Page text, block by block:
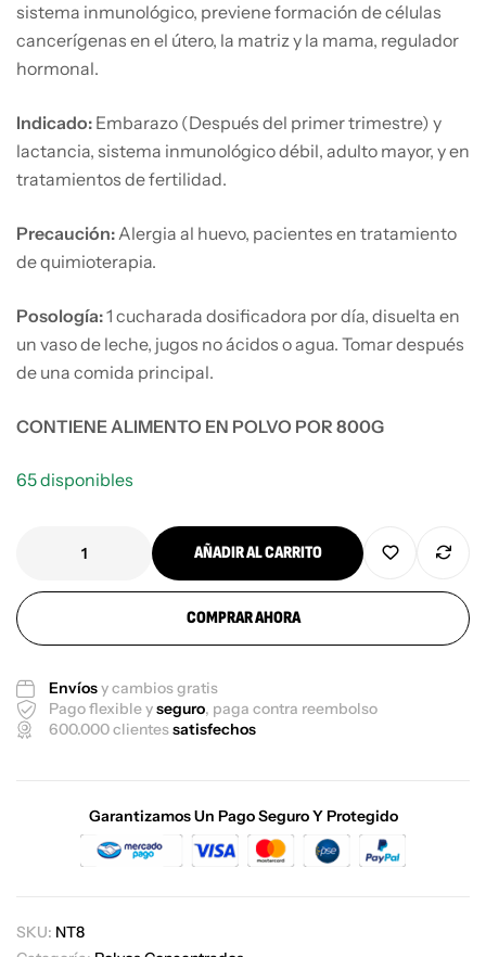
sistema inmunológico, previene formación de células
cancerígenas en el útero, la matriz y la mama, regulador
hormonal.
Indicado: Embarazo (Después del primer trimestre) y
lactancia, sistema inmunológico débil, adulto mayor, y en
tratamientos de fertilidad.
Precaución:Alergia al huevo, pacientes en tratamiento
de quimioterapia.
Posología:1 cucharada dosificadora por día, disuelta en
un vaso de leche, jugos no ácidos o agua. Tomar después
de una comida principal.
CONTIENE ALIMENTO EN POLVO POR 800G
65 disponibles
AÑADIR AL CARRITO
COMPRAR AHORA
Envíosy cambios gratis
Pago flexible yseguro, paga contra reembolso
600.000 clientessatisfechos
Garantizamos Un Pago Seguro Y Protegido
SKU: NT8